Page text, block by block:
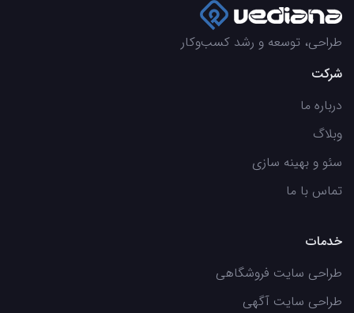
طراحی، توسعه و رشد کسب‌وکار
شرکت
درباره ما
وبلاگ
سئو و بهینه سازی
تماس با ما
خدمات
طراحی سایت فروشگاهی
طراحی سایت آگهی